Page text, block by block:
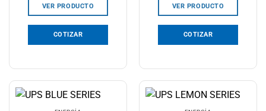
VER PRODUCTO
COTIZAR
VER PRODUCTO
COTIZAR